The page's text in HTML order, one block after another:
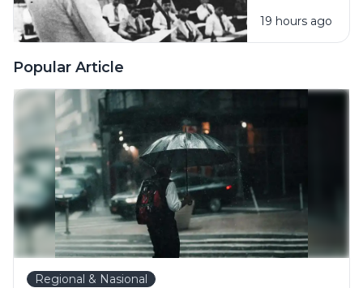
Bersama
PPKI, Langkah
Penting
19 hours ago
Popular Article
Regional & Nasional